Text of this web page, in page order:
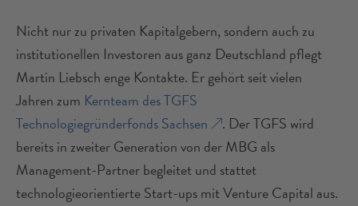
Nicht nur zu privaten Kapitalgebern, sondern auch zu
institutionellen Investoren aus ganz Deutschland pflegt
Martin Liebsch enge Kontakte. Er gehört seit vielen
Jahren zum Kernteam des TGFS
Technologiegründerfonds Sachsen
. Der TGFS wird
bereits in zweiter Generation von der MBG als
Management-Partner begleitet und stattet
technologieorientierte Start-ups mit Venture Capital aus.